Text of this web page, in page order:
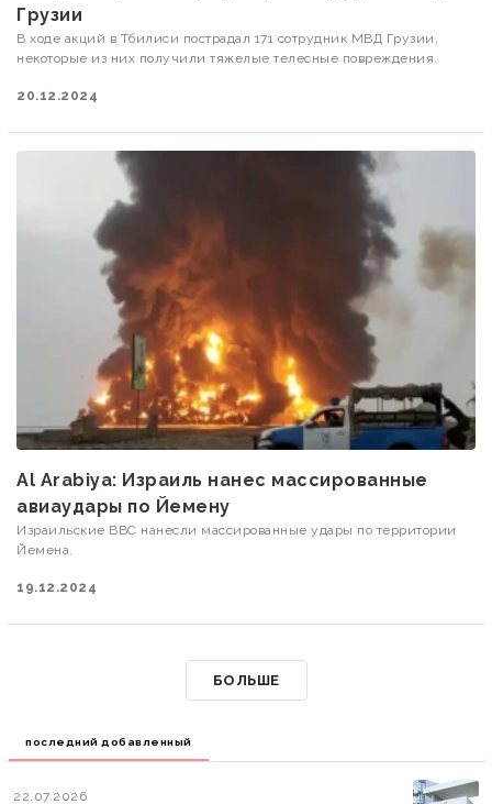
Грузии
В ходе акций в Тбилиси пострадал 171 сотрудник МВД Грузии,
некоторые из них получили тяжелые телесные повреждения.
20.12.2024
Al Arabiya: Израиль нанес массированные
авиаудары по Йемену
Израильские ВВС нанесли массированные удары по территории
Йемена.
19.12.2024
БОЛЬШЕ
последний добавленный
22.07.2026